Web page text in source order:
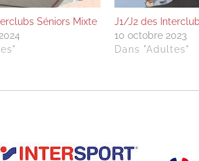
Séniors Mixte
J1/J2 des
10 octobre 2023
Dans "Adultes"